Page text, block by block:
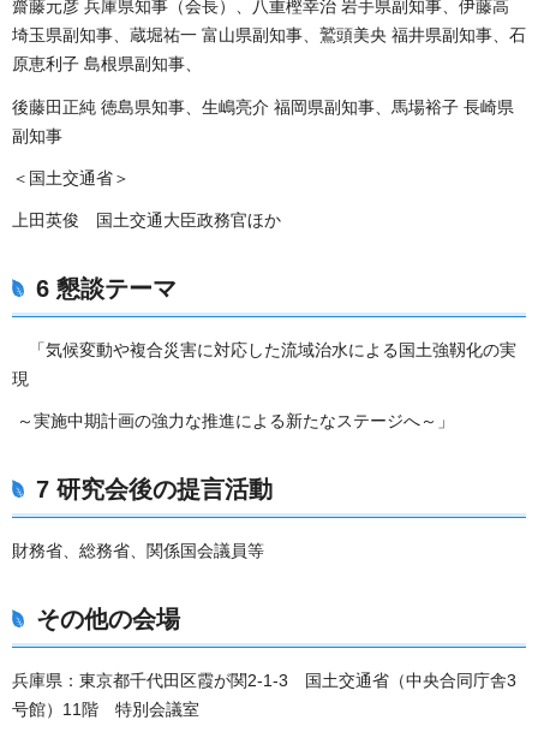
齋藤元彦 兵庫県知事（会長）、八重樫幸治 岩手県副知事、伊藤高
埼玉県副知事、蔵堀祐一 富山県副知事、鷲頭美央 福井県副知事、石
原恵利子 島根県副知事、
後藤田正純 徳島県知事、生嶋亮介 福岡県副知事、馬場裕子 長崎県
副知事
＜国土交通省＞
上田英俊 国土交通大臣政務官ほか
6 懇談テーマ
「気候変動や複合災害に対応した流域治水による国土強靱化の実
現
～実施中期計画の強力な推進による新たなステージへ～」
7 研究会後の提言活動
財務省、総務省、関係国会議員等
その他の会場
兵庫県：東京都千代田区霞が関2-1-3 国土交通省（中央合同庁舎3
号館）11階 特別会議室